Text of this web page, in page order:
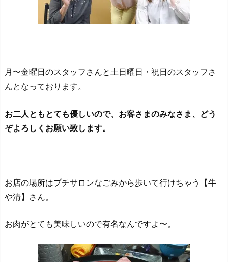
月〜金曜日のスタッフさんと土日曜日・祝日のスタッフさ
んとなっております。
お二人ともとても優しいので、お客さまのみなさま、どう
ぞよろしくお願い致します。
お店の場所はプチサロンなごみから歩いて行けちゃう【牛
や清】さん。
お肉がとても美味しいので有名なんですよ〜。